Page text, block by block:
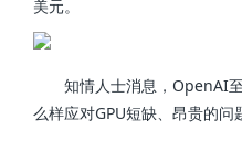
美元。
知情人士消息，OpenAI至
么样应对GPU短缺、昂贵的问